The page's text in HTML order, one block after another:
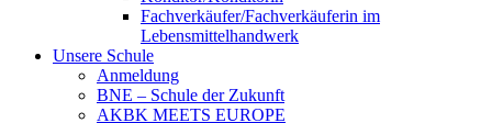
Fachverkäufer/Fachverkäuferin im
Lebensmittelhandwerk
Unsere Schule
Anmeldung
BNE – Schule der Zukunft
AKBK MEETS EUROPE